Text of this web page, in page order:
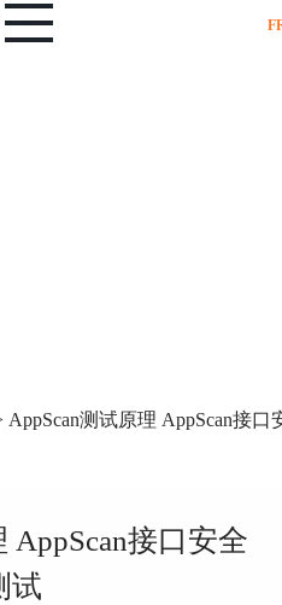
AppScan测试原理 AppScan接口
AppScan接口安全
试